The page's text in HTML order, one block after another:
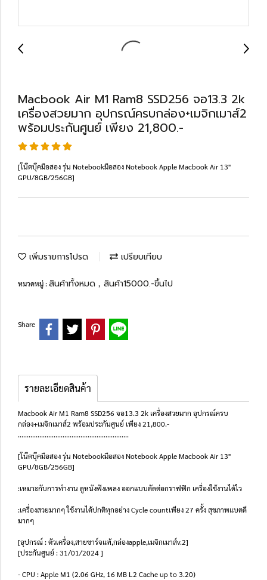
Macbook Air M1 Ram8 SSD256 จอ13.3 2k
เครื่องสวยมาก อุปกรณ์ครบกล่อง+เมจิกเมาส์2
พร้อมประกันศูนย์ เพียง 21,800.-
[โน๊ตบุ๊คมือสอง รุ่น Notebookมือสอง Notebook Apple Macbook Air 13"
GPU/8GB/256GB]
เพิ่มรายการโปรด เปรียบเทียบ
หมวดหมู่ :สินค้าทั้งหมด , สินค้า15000.-ขึ้นไป
Share
รายละเอียดสินค้า
Macbook Air M1 Ram8 SSD256 จอ13.3 2k เครื่องสวยมาก อุปกรณ์ครบ
กล่อง+เมจิกเมาส์2 พร้อมประกันศูนย์ เพียง 21,800.-
..............................................................
[โน๊ตบุ๊คมือสอง รุ่น Notebookมือสอง Notebook Apple Macbook Air 13"
GPU/8GB/256GB]
:เหมาะกับการทำงาน ดูหนังฟังเพลง ออกแบบตัดต่อกราฟฟิก เครื่องใช้งานได้ไว
:เครื่องสวยมากๆ ใช้งานได้ปกติทุกอย่าง Cycle countเพียง 27 ครั้ง สุขภาพแบตดี
มากๆ
[อุปกรณ์ : ตัวเครื่อง,สายชาร์จแท้,กล่องapple,เมจิกเมาส์v.2]
[ประกันศูนย์ : 31/01/2024 ]
- CPU : Apple M1 (2.06 GHz, 16 MB L2 Cache up to 3.20)